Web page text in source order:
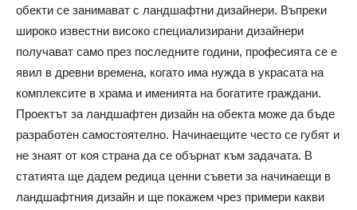
обекти се занимават с ландшафтни дизайнери. Въпреки
широко известни високо специализирани дизайнери
получават само през последните години, професията се е
явил в древни времена, когато има нужда в украсата на
комплексите в храма и именията на богатите граждани.
Проектът за ландшафтен дизайн на обекта може да бъде
разработен самостоятелно. Начинаещите често се губят и
не знаят от коя страна да се обърнат към задачата. В
статията ще дадем редица ценни съвети за начинаещи в
ландшафтния дизайн и ще покажем чрез примери какви